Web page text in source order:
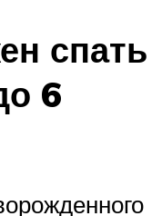
спать
6